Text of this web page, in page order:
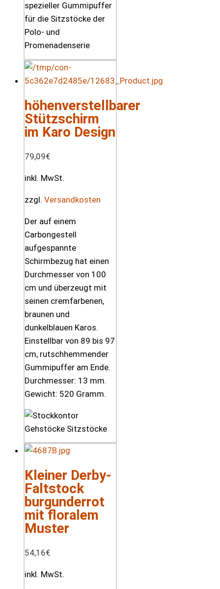
spezieller Gummipuffer
für die Sitzstöcke der
Polo- und
Promenadenserie
höhenverstellbarer
Stützschirm
im Karo Design
79,09€
inkl. MwSt.
zzgl. Versandkosten
Der auf einem
Carbongestell
aufgespannte
Schirmbezug hat einen
Durchmesser von 100
cm und überzeugt mit
seinen cremfarbenen,
braunen und
dunkelblauen Karos.
Einstellbar von 89 bis 97
cm, rutschhemmender
Gummipuffer am Ende.
Durchmesser: 13 mm.
Gewicht: 520 Gramm.
Kleiner Derby-
Faltstock
burgunderrot
mit floralem
Muster
54,16€
inkl. MwSt.